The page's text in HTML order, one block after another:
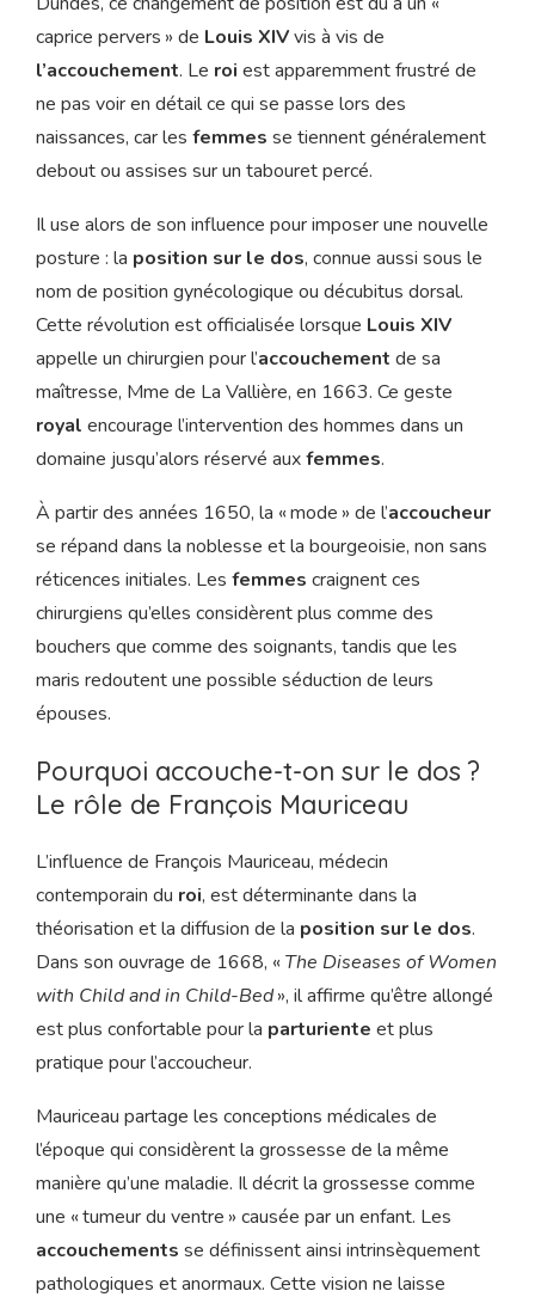
caprice pervers » de Louis XIVvis à vis de
l’accouchement. Le roi est apparemment frustré de
ne pas voir en détail ce qui se passe lors des
naissances, car les femmes se tiennent généralement
debout ou assises sur un tabouret percé.
Il use alors de son influence pour imposer une nouvelle
posture : la position sur le dos, connue aussi sous le
nom de position gynécologique ou décubitus dorsal.
Cette révolution est officialisée lorsque Louis XIV
appelle un chirurgien pour l’accouchement de sa
maîtresse, Mme de La Vallière, en 1663. Ce geste
royal encourage l’intervention des hommes dans un
domaine jusqu’alors réservé auxfemmes.
À partir des années 1650, la « mode » de l’accoucheur
se répand dans la noblesse et la bourgeoisie, non sans
réticences initiales. Les femmes craignent ces
chirurgiens qu’elles considèrent plus comme des
bouchers que comme des soignants, tandis que les
maris redoutent une possible séduction de leurs
épouses.
Pourquoi accouche-t-on sur le dos ?
Le rôle de François Mauriceau
L’influence de François Mauriceau, médecin
contemporain du roi, est déterminante dans la
théorisation et la diffusion de la position sur le dos.
Dans son ouvrage de 1668, « The Diseases of Women
with Child and in Child-Bed», il affirme qu’être allongé
est plus confortable pour la parturiente et plus
pratique pour l’accoucheur.
Mauriceau partage les conceptions médicales de
l’époque qui considèrent la grossesse de la même
manière qu’une maladie. Il décrit la grossesse comme
une « tumeur du ventre » causée par un enfant. Les
accouchements se définissent ainsi intrinsèquement
pathologiques et anormaux. Cette vision ne laisse